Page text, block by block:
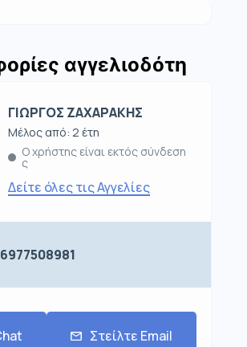
αγγελιοδότη
ΓΙΩΡΓΟΣ ΖΑΧΑΡΑΚΗΣ
Μέλος από: 2 έτη
Ο χρήστης είναι εκτός σύνδεση
ς
Δείτε όλες τις Αγγελίες
6977508981
Στείλτε Email